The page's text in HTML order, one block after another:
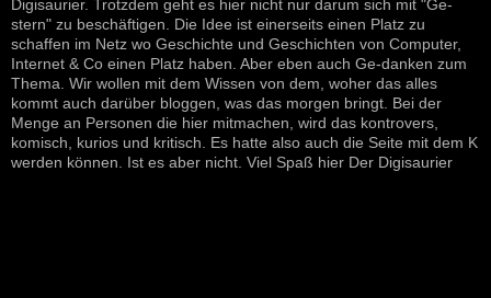
Digisaurier. Trotzdem geht es hier nicht nur darum sich mit "Ge-
stern" zu beschäftigen. Die Idee ist einerseits einen Platz zu
schaffen im Netz wo Geschichte und Geschichten von Computer,
Internet & Co einen Platz haben. Aber eben auch Ge-danken zum
Thema. Wir wollen mit dem Wissen von dem, woher das alles
kommt auch darüber bloggen, was das morgen bringt. Bei der
Menge an Personen die hier mitmachen, wird das kontrovers,
komisch, kurios und kritisch. Es hatte also auch die Seite mit dem K
werden können. Ist es aber nicht. Viel Spaß hier Der Digisaurier